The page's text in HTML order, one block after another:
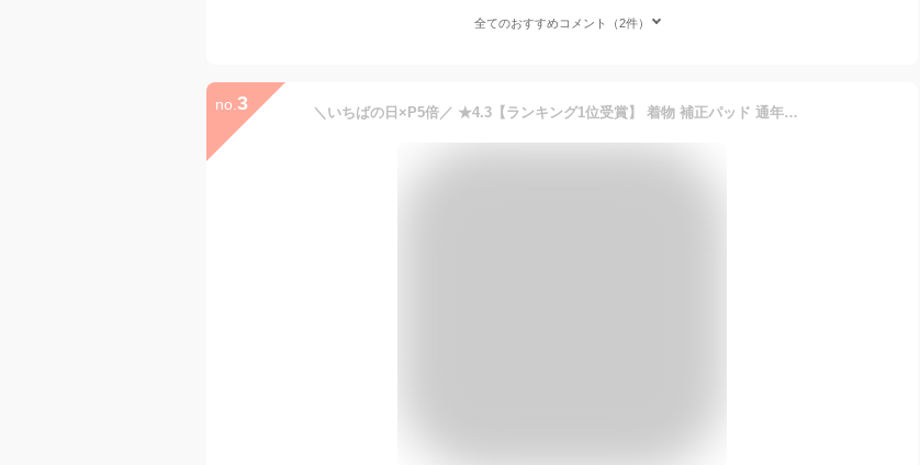
全てのおすすめコメント（2件）
no. 3 ＼いちばの日×P5倍／ ★4.3【ランキング1位受賞】 着物 補正パッド 通年用 日本製 [あづま姿] 好パット 和装 補正パット 腰ぶとん一体型 きもの インナー 礼装 おしゃれ 大人 レディース 女性